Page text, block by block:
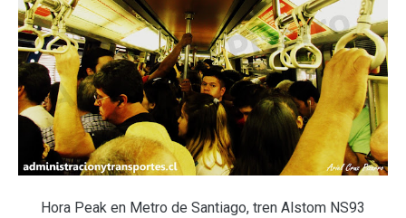
Hora Peak en Metro de Santiago, tren Alstom NS93